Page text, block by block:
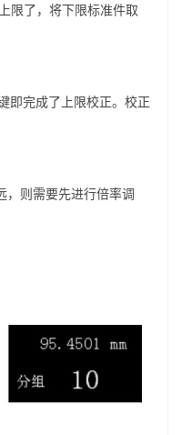
限了，将下限标准件取
即完成了上限校正。校正
，则需要先进行倍率调